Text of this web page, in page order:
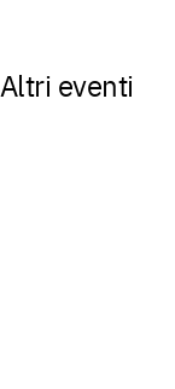
Altri eventi